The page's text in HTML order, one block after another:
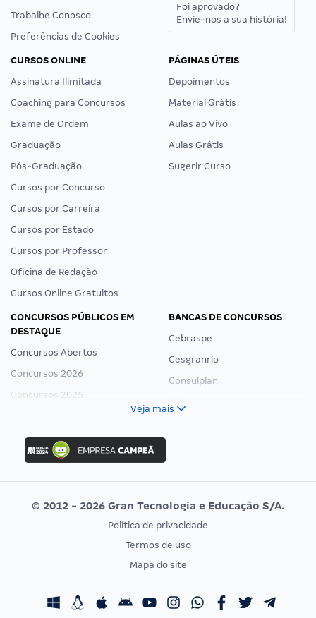
Trabalhe Conosco
Preferências de Cookies
Foi aprovado?
Envie-nos a sua história!
CURSOS ONLINE
Assinatura Ilimitada
Coaching para Concursos
Exame de Ordem
Graduação
Pós-Graduação
Cursos por Concurso
Cursos por Carreira
Cursos por Estado
Cursos por Professor
Oficina de Redação
Cursos Online Gratuitos
PÁGINAS ÚTEIS
Depoimentos
Material Grátis
Aulas ao Vivo
Aulas Grátis
Sugerir Curso
CONCURSOS PÚBLICOS EM
DESTAQUE
Concursos Abertos
Concursos 2026
Concursos 2025
Concurso Ibama
Concurso MPU
Editais publicados
BANCAS DE CONCURSOS
Cebraspe
Cesgranrio
Consulplan
Vunesp
CONCURSOS POR PROFISSÃO
Concursos Fiscais
EXAME DE ORDEM
Calendário OAB
Veja mais
© 2012 - 2026 Gran Tecnologia e Educação S/A.
Política de privacidade
Termos de uso
Mapa do site